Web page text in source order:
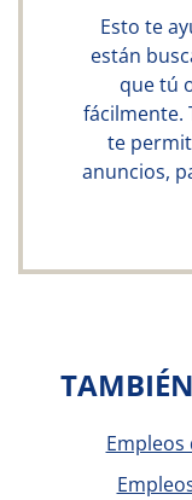
Esto te
están
que tú
fácilmente.
te
anuncios,